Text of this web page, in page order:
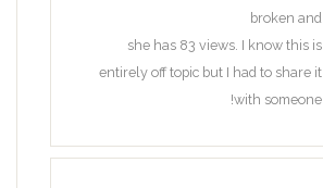
broken and
she has 83 views. I know this is
entirely off topic but I had to share it
with someone!